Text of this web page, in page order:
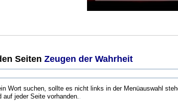
SeitenZeugen der Wahrheit
Wort suchen, sollte es nicht links in der Menüauswahl
auf jeder Seite vorhanden..